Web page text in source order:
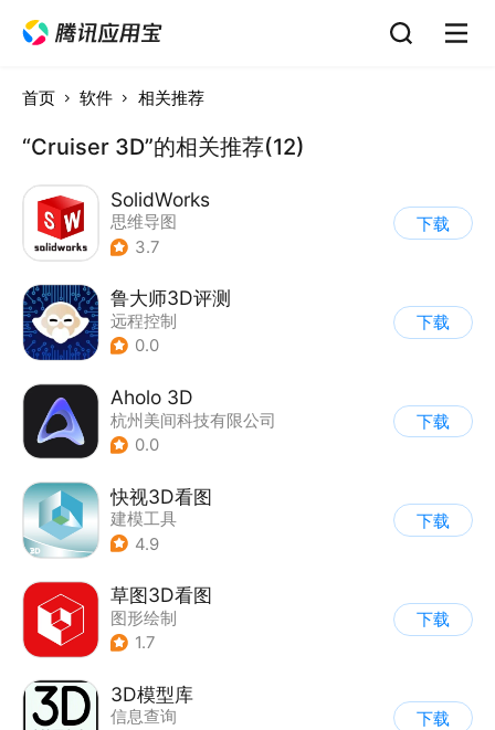
首页 软件 相关推荐
“Cruiser 3D”的相关推荐(12)
SolidWorks
思维导图
3.7
下载
鲁大师3D评测
远程控制
0.0
下载
Aholo 3D
杭州美间科技有限公司
0.0
下载
快视3D看图
建模工具
4.9
下载
草图3D看图
图形绘制
1.7
下载
3D模型库
信息查询
下载